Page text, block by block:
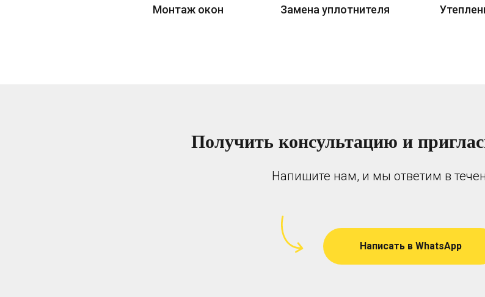
Монтаж окон Замена уплотнителя
Получить консультацию и
Напишите нам, и мы ответим в
Написать в WhatsApp